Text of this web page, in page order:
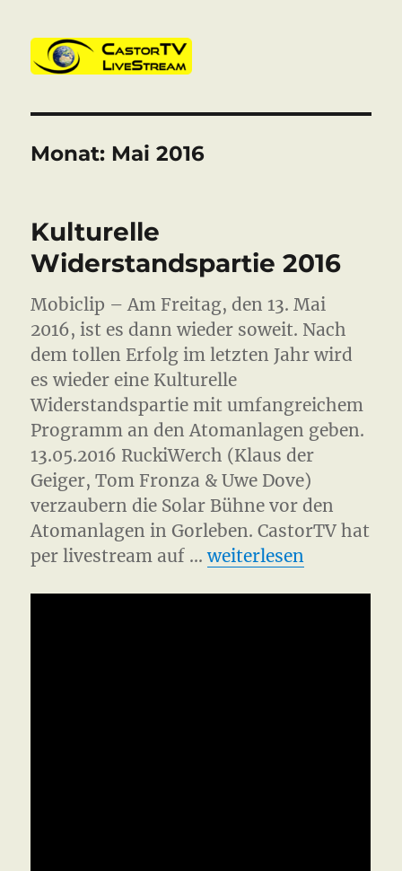
Monat: Mai 2016
Kulturelle
Widerstandspartie 2016
Mobiclip – Am Freitag, den 13. Mai
2016, ist es dann wieder soweit. Nach
dem tollen Erfolg im letzten Jahr wird
es wieder eine Kulturelle
Widerstandspartie mit umfangreichem
Programm an den Atomanlagen geben.
13.05.2016 RuckiWerch (Klaus der
Geiger, Tom Fronza & Uwe Dove)
verzaubern die Solar Bühne vor den
Atomanlagen in Gorleben. CastorTV hat
per livestream auf …„Kulturelle
weiterlesen